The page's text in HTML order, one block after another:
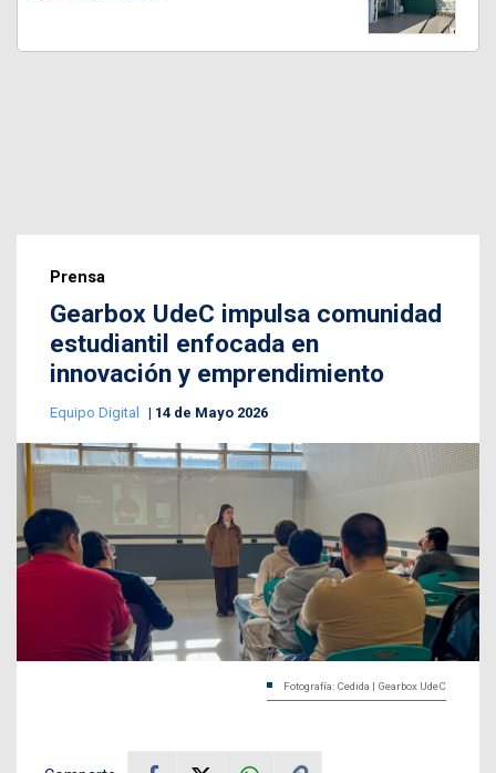
Prensa
Gearbox UdeC impulsa comunidad
estudiantil enfocada en
innovación y emprendimiento
Equipo Digital 14 de Mayo 2026
Fotografía: Cedida | Gearbox UdeC